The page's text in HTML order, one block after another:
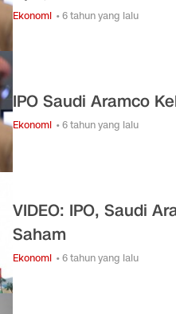
Ekonomi • 6 tahun yang lalu
IPO Saudi Aramco
Ekonomi • 6 tahun yang lalu
VIDEO: IPO, Saudi
Saham
Ekonomi • 6 tahun yang lalu